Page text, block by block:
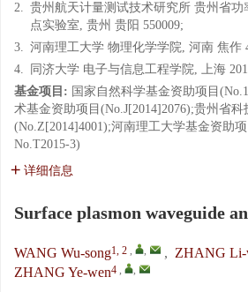
2. 贵州航天计量测试技术研究所 贵州省功
点实验室, 贵州 贵阳 550009;
3. 河南理工大学 物理化学学院, 河南 焦作
4.
同济大学 电子与信息工程学院, 上海
基金项目: 国家自然科学基金资助项目
术基金资助项目(No.J[2014]2076);贵州省科
(No.Z[2014]4001);河南理工大学基金资助项
No.T2015-3)
详细信息
Surface plasmon waveguide
WANG Wu-song1, 2 , , , ZHANG Li-
ZHANG Ye-wen4 , ,